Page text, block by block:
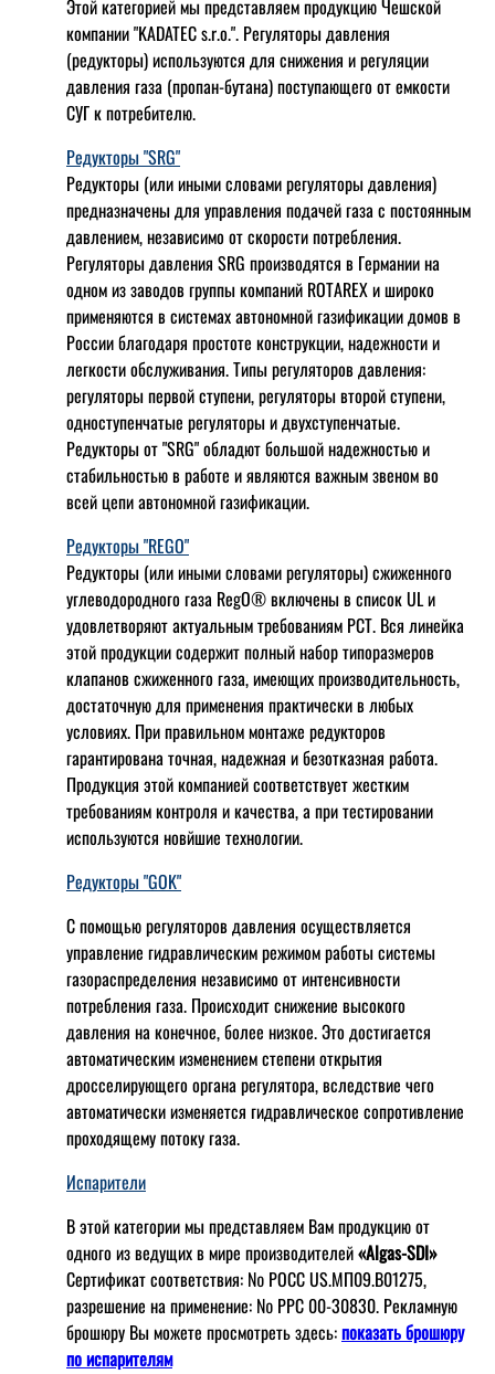
Этой категорией мы представляем продукцию Чешской
компании "KADATEC s.r.o.". Регуляторы давления
(редукторы) используются для снижения и регуляции
давления газа (пропан-бутана) поступающего от емкости
СУГ к потребителю.
Редукторы "SRG"
Редукторы (или иными словами регуляторы давления)
предназначены для управления подачей газа с постоянным
давлением, независимо от скорости потребления.
Регуляторы давления SRG производятся в Германии на
одном из заводов группы компаний ROTAREX и широко
применяются в системах автономной газификации домов в
России благодаря простоте конструкции, надежности и
легкости обслуживания. Типы регуляторов давления:
регуляторы первой ступени, регуляторы второй ступени,
одноступенчатые регуляторы и двухступенчатые.
Редукторы от "SRG" обладют большой надежностью и
стабильностью в работе и являются важным звеном во
всей цепи автономной газификации.
Редукторы "REGO"
Редукторы (или иными словами регуляторы) сжиженного
углеводородного газа RegO® включены в список UL и
удовлетворяют актуальным требованиям РСТ. Вся линейка
этой продукции содержит полный набор типоразмеров
клапанов сжиженного газа, имеющих производительность,
достаточную для применения практически в любых
условиях. При правильном монтаже редукторов
гарантирована точная, надежная и безотказная работа.
Продукция этой компанией соответствует жестким
требованиям контроля и качества, а при тестировании
используются новйшие технологии.
Редукторы "GOK"
С помощью регуляторов давления осуществляется
управление гидравлическим режимом работы системы
газораспределения независимо от интенсивности
потребления газа. Происходит снижение высокого
давления на конечное, более низкое. Это достигается
автоматическим изменением степени открытия
дросселирующего органа регулятора, вследствие чего
автоматически изменяется гидравлическое сопротивление
проходящему потоку газа.
Испарители
В этой категории мы представляем Вам продукцию от
одного из ведущих в мире производителей«Algas-SDI»
Сертификат соответствия: № РОСС US.МП09.В01275,
разрешение на применение: № РРС 00-30830. Рекламную
брошюру Вы можете просмотреть здесь:показать брошюру
по испарителям